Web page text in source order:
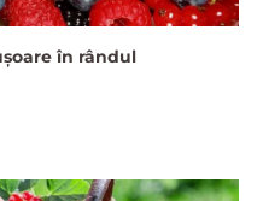
în rândul